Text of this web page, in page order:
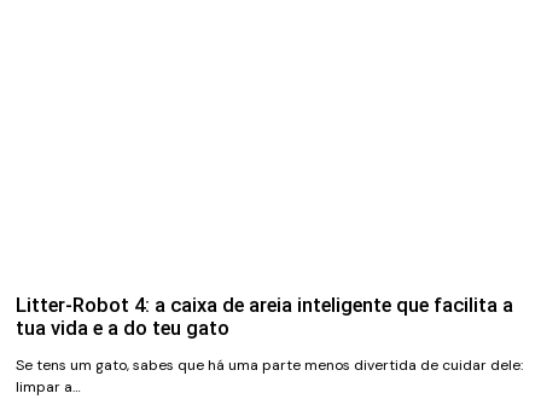
Litter-Robot 4: a caixa de areia inteligente que facilita a
tua vida e a do teu gato
Se tens um gato, sabes que há uma parte menos divertida de cuidar dele:
limpar a…